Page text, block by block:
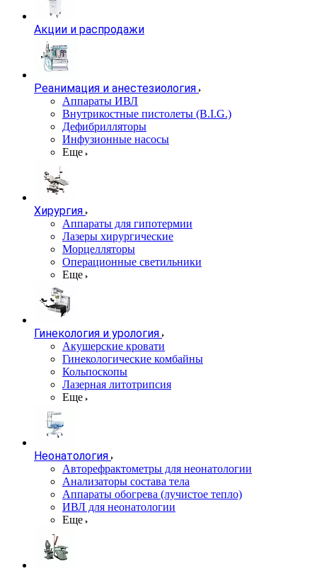
Акции и распродажи
Реанимация и анестезиология
Аппараты ИВЛ
Внутрикостные пистолеты (B.I.G.)
Дефибрилляторы
Инфузионные насосы
Еще
Хирургия
Аппараты для гипотермии
Лазеры хирургические
Морцелляторы
Операционные светильники
Еще
Гинекология и урология
Акушерские кровати
Гинекологические комбайны
Кольпоскопы
Лазерная литотрипсия
Еще
Неонатология
Авторефрактометры для неонатологии
Анализаторы состава тела
Аппараты обогрева (лучистое тепло)
ИВЛ для неонатологии
Еще